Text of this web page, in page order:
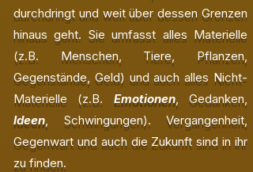
durchdringt und weit über dessen Grenzen
hinaus geht. Sie umfasst alles Materielle
(z.B. Menschen, Tiere, Pflanzen,
Gegenstände, Geld) und auch alles Nicht-
Materielle (z.B. Emotionen, Gedanken,
Ideen, Schwingungen). Vergangenheit,
Gegenwart und auch die Zukunft sind in ihr
zu finden.